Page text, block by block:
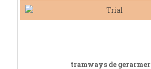
tramways de gerarmer